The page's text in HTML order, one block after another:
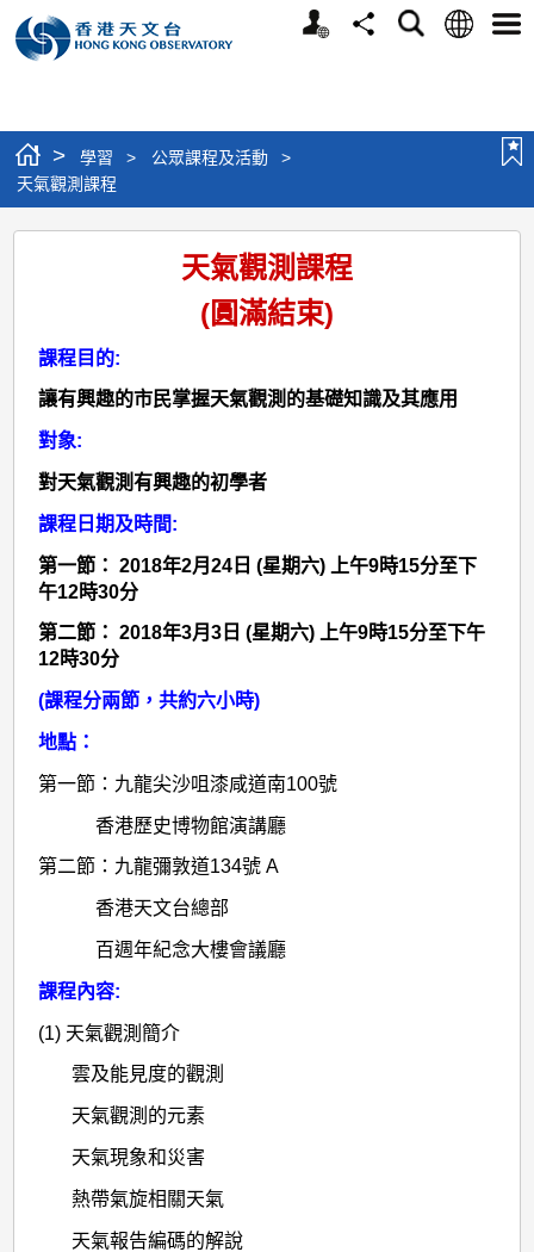
個
分
搜
語
選
> 學習 > 公眾課程及活動
>
天氣觀測課程
天
測
課
程
天氣觀測課程
(圓滿結束)
課程目的:
讓有興趣的市民掌握天氣觀測的基礎知識及其應用
對象:
對天氣觀測有興趣的初學者
課程日期及時間:
第一節： 2018年2月24日 (星期六) 上午9時15分至下
午12時30分
第二節： 2018年3月3日 (星期六) 上午9時15分至下午
12時30分
(課程分兩節，共約六小時)
地點：
第一節：九龍尖沙咀漆咸道南100號
香港歷史博物館演講廳
第二節：九龍彌敦道134號 A
香港天文台總部
百週年紀念大樓會議廳
課程內容:
(1) 天氣觀測簡介
雲及能見度的觀測
天氣觀測的元素
天氣現象和災害
熱帶氣旋相關天氣
天氣報告編碼的解說